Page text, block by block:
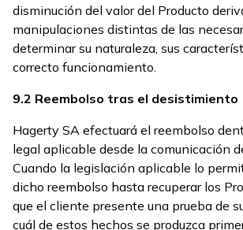
disminución del valor del Producto
manipulaciones distintas de las
determinar su naturaleza, sus
correcto funcionamiento.
9.2 Reembolso tras el desistimiento
Hagerty SA efectuará el reembolso
legal aplicable desde la comunicación
Cuando la legislación aplicable lo
dicho reembolso hasta recuperar los
que el cliente presente una prueba de
cuál de estos hechos se produzca